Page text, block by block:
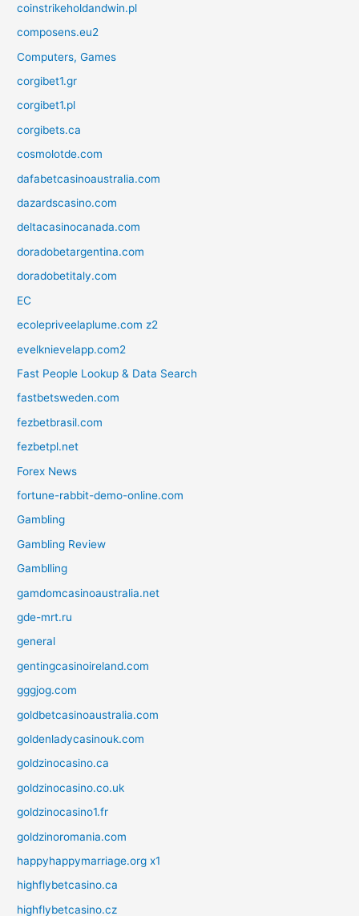
coinstrikeholdandwin.pl
composens.eu2
Computers, Games
corgibet1.gr
corgibet1.pl
corgibets.ca
cosmolotde.com
dafabetcasinoaustralia.com
dazardscasino.com
deltacasinocanada.com
doradobetargentina.com
doradobetitaly.com
EC
ecolepriveelaplume.com z2
evelknievelapp.com2
Fast People Lookup & Data Search
fastbetsweden.com
fezbetbrasil.com
fezbetpl.net
Forex News
fortune-rabbit-demo-online.com
Gambling
Gambling Review
Gamblling
gamdomcasinoaustralia.net
gde-mrt.ru
general
gentingcasinoireland.com
gggjog.com
goldbetcasinoaustralia.com
goldenladycasinouk.com
goldzinocasino.ca
goldzinocasino.co.uk
goldzinocasino1.fr
goldzinoromania.com
happyhappymarriage.org x1
highflybetcasino.ca
highflybetcasino.cz